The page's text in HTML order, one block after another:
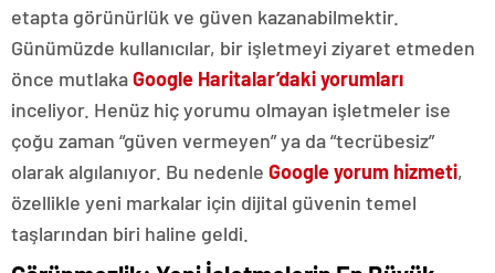
etapta görünürlük ve güven kazanabilmektir.
Günümüzde kullanıcılar, bir işletmeyi ziyaret etmeden
önce mutlakaGoogle Haritalar’daki yorumları
inceliyor. Henüz hiç yorumu olmayan işletmeler ise
çoğu zaman “güven vermeyen” ya da “tecrübesiz”
olarak algılanıyor. Bu nedenle Google yorum hizmeti,
özellikle yeni markalar için dijital güvenin temel
taşlarından biri haline geldi.